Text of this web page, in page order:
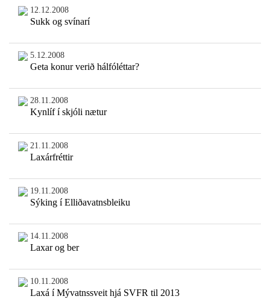
12.12.2008
Sukk og svínarí
5.12.2008
Geta konur verið hálfóléttar?
28.11.2008
Kynlíf í skjóli nætur
21.11.2008
Laxárfréttir
19.11.2008
Sýking í Elliðavatnsbleiku
14.11.2008
Laxar og ber
10.11.2008
Laxá í Mývatnssveit hjá SVFR til 2013